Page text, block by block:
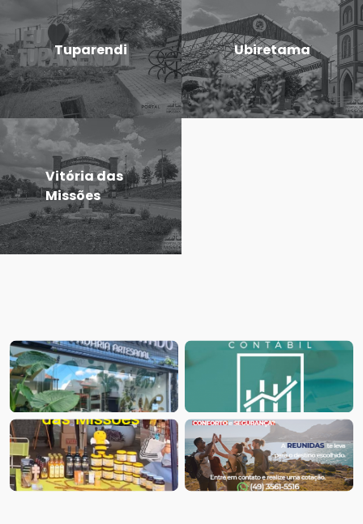
Tuparendi Ubiretama
Vitória das
Missões